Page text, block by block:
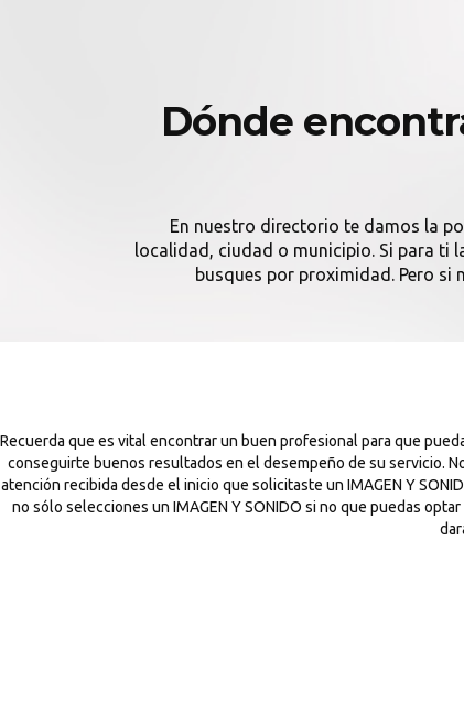
Dónde
En nuestro directorio te damos la
localidad, ciudad o municipio. Si para ti
busques por proximidad. Pero si
Recuerda que es vital encontrar un buen profesional para que
conseguirte buenos resultados en el desempeño de su servicio.
atención recibida desde el inicio que solicitaste un IMAGEN Y
no sólo selecciones un IMAGEN Y SONIDO si no que puedas